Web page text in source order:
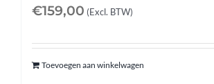
€159,00 (Excl. BTW)
Toevoegen aan winkelwagen